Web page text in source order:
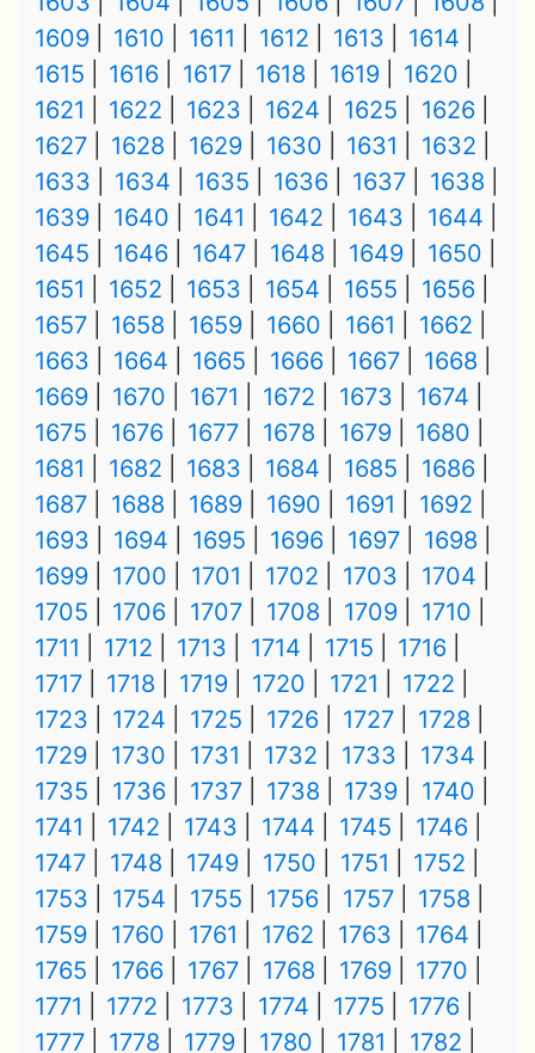
1609
1610 1611 1612 1613
1614
1615
1616 1617 1618 1619
1620
1621
1622 1623 1624 1625
1626
1627
1628 1629 1630 1631
1632
1633
1634 1635 1636 1637
1638
1639
1640 1641 1642 1643
1644
1645
1646 1647 1648 1649
1650
1651
1652 1653 1654 1655
1656
1657
1658 1659 1660 1661
1662
1663
1664 1665 1666 1667
1668
1669
1670 1671 1672 1673
1674
1675
1676 1677 1678 1679
1680
1681
1682 1683 1684 1685
1686
1687
1688 1689 1690 1691
1692
1693
1694 1695 1696 1697
1698
1699
1700 1701 1702 1703
1704
1705
1706 1707 1708 1709
1710
1711
1712 1713 1714 1715
1716
1717
1718 1719 1720 1721
1722
1723
1724 1725 1726 1727
1728
1729
1730 1731 1732 1733
1734
1735
1736 1737 1738 1739
1740
1741
1742 1743 1744 1745
1746
1747
1748 1749 1750 1751
1752
1753
1754 1755 1756 1757
1758
1759
1760 1761 1762 1763
1764
1765
1766 1767 1768 1769
1770
1771
1772 1773 1774 1775
1776
1777
1778 1779 1780 1781
1782